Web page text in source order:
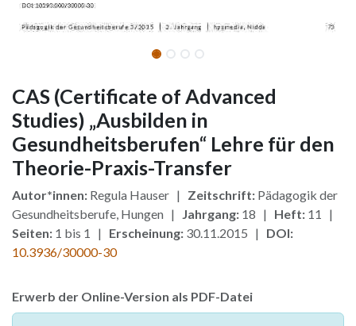
CAS (Certificate of Advanced
Studies) „Ausbilden in
Gesundheitsberufen“ Lehre für den
Theorie-Praxis-Transfer
Autor*innen: Regula Hauser | Zeitschrift: Pädagogik der
Gesundheitsberufe, Hungen | Jahrgang: 18 | Heft: 11 |
Seiten: 1 bis 1 | Erscheinung: 30.11.2015 | DOI:
10.3936/30000-30
Erwerb der Online-Version als PDF-Datei